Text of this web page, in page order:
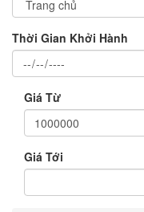
Thời Gian Khởi Hành
Giá Từ
Giá Tới